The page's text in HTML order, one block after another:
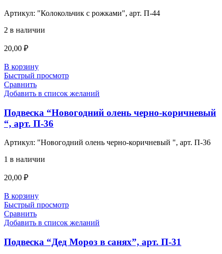
Артикул: "Колокольчик с рожками", арт. П-44
2 в наличии
20,00 ₽
В корзину
Быстрый просмотр
Сравнить
Добавить в список желаний
Подвеска “Новогодний олень черно-коричневый
“, арт. П-36
Артикул: "Новогодний олень черно-коричневый ", арт. П-36
1 в наличии
20,00 ₽
В корзину
Быстрый просмотр
Сравнить
Добавить в список желаний
Подвеска “Дед Мороз в санях”, арт. П-31